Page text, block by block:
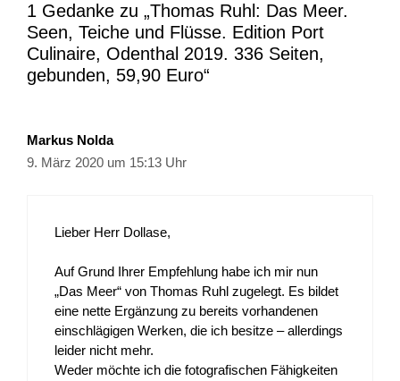
1 Gedanke zu „Thomas Ruhl: Das Meer.
Seen, Teiche und Flüsse. Edition Port
Culinaire, Odenthal 2019. 336 Seiten,
gebunden, 59,90 Euro“
Markus Nolda
9. März 2020 um 15:13 Uhr
Lieber Herr Dollase,
Auf Grund Ihrer Empfehlung habe ich mir nun
„Das Meer“ von Thomas Ruhl zugelegt. Es bildet
eine nette Ergänzung zu bereits vorhandenen
einschlägigen Werken, die ich besitze – allerdings
leider nicht mehr.
Weder möchte ich die fotografischen Fähigkeiten